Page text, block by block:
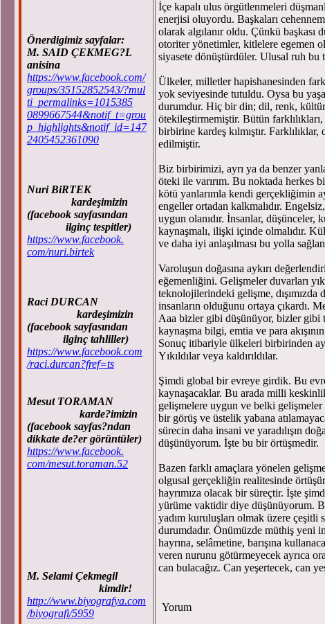
Önerdigimiz sayfalar:
M. SAID ÇEKMEG?L
anisina
https://www.facebook.com/
groups/35152852543/?mul
ti_permalinks=1015385
0899667544&notif_t=grou
p_highlights&notif_id=147
2405452361090
Nuri BiRTEK
kardeşimizin
(facebook sayfasından
ilginç tespitler)
https://www.facebook.
com/nuri.birtek
Raci DURCAN
kardeşimizin
(facebook sayfasından
ilginç tahliller)
https://www.facebook.com
/raci.durcan?fref=ts
Mesut TORAMAN
karde?imizin
(facebook sayfas?ndan
dikkate de?er görüntüler)
https://www.facebook.
com/mesut.toraman.52
M. Selami Çekmegil
kimdir!
http://www.biyografya.com
/biyografi/5959
İçe kapalı ulus örgütlenmeleri
enerjisi oluyordu. Başkaları
olarak algılanır oldu. Çünkü başkası
otoriter yönetimler, kitlelere egemen
siyasete dönüştürdüler. Ulusal ruh bu
Ülkeler, milletler hapishanesinden
yok seviyesinde tutuldu. Oysa bu
durumdur. Hiç bir din; dil, renk, kültür
ötekileştirmemiştir. Bütün farklılıkları,
birbirine kardeş kılmıştır.
edilmiştir.
Biz birbirimizi, ayrı ya da benzer
öteki ile varırım. Bu noktada herkes
kötü yanlarımla kendi gerçekliğimin
engeller ortadan kalkmalıdır.
uygun olanıdır. İnsanlar,
kaynaşmalı, ilişki içinde olmalıdır.
ve daha iyi anlaşılması bu yolla
Varoluşun doğasına aykırı
eğemenliğini. Gelişmeler duvarları
teknolojilerindeki gelişme,
insanların olduğunu ortaya çıkardı.
Aaa bizler gibi düşünüyor, bizler
kaynaşma bilgi, emtia ve para
Sonuç itibariyle ülkeleri birbirinden
Yıkıldılar veya kaldırıldılar.
Şimdi global bir evreye girdik. Bu
kaynaşacaklar. Bu arada milli
gelişmelere uygun ve belki
bir görüş ve üstelik yabana
sürecin daha insani ve yaradılışın
düşünüyorum. İşte bu bir örtüşmedir.
Bazen farklı amaçlara yönelen
olgusal gerçekliğin realitesinde
hayrımıza olacak bir süreçtir. İşte
yürüme vaktidir diye düşünüyorum.
yadım kuruluşları olmak üzere
durumdadır. Önümüzde müthiş yeni
hayrına, selâmetine, barışına
veren nurunu götürmeyecek ayrıca
can bulacağız. Can yeşertecek, can
Yorum